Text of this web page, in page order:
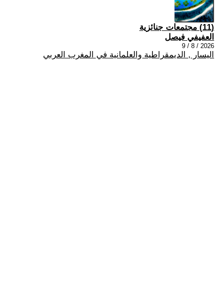
(11) مجتمعات جنائزية
العفيفي فيصل
2026 / 8 / 9
اليسار , الديمقراطية والعلمانية في المغرب العربي